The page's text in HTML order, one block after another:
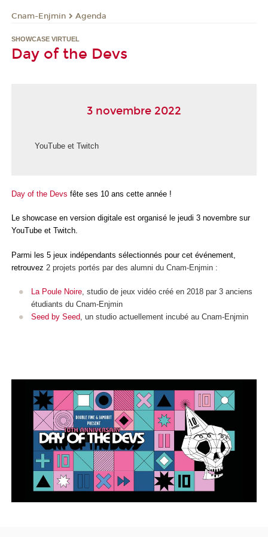
Cnam-Enjmin Agenda
SHOWCASE VIRTUEL
Day of the Devs
3 novembre 2022
YouTube et Twitch
Day of the Devs fête ses 10 ans cette année !
Le showcase en version digitale est organisé le jeudi 3 novembre sur
YouTube et Twitch.
Parmi les 5 jeux indépendants sélectionnés pour cet événement,
retrouvez 2 projets portés par des alumni du Cnam-Enjmin :
La Poule Noire, studio de jeux vidéo créé en 2018 par 3 anciens
étudiants du Cnam-Enjmin
Seed by Seed, un studio actuellement incubé au Cnam-Enjmin